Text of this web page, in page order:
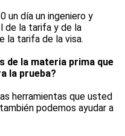
un día un ingeniero y
de la tarifa y de la
la tarifa de la visa.
de la materia prima que
la prueba?
herramientas que usted
podemos ayudar a